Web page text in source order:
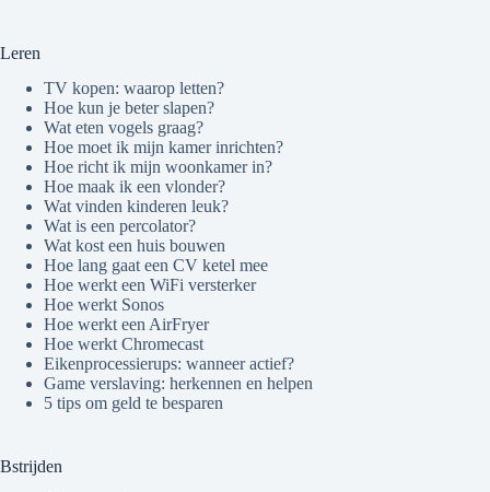
Leren
TV kopen: waarop letten?
Hoe kun je beter slapen?
Wat eten vogels graag?
Hoe moet ik mijn kamer inrichten?
Hoe richt ik mijn woonkamer in?
Hoe maak ik een vlonder?
Wat vinden kinderen leuk?
Wat is een percolator?
Wat kost een huis bouwen
Hoe lang gaat een CV ketel mee
Hoe werkt een WiFi versterker
Hoe werkt Sonos
Hoe werkt een AirFryer
Hoe werkt Chromecast
Eikenprocessierups: wanneer actief?
Game verslaving: herkennen en helpen
5 tips om geld te besparen
Bstrijden